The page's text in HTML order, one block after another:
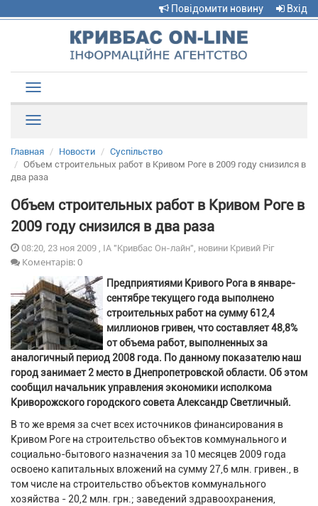
Повідомити новину Вхід
navigation
Главная Новости
Суспільство
Объем строительных работ в Кривом Роге в 2009 году снизился в
два раза
Объем строительных работ в Кривом Роге в
2009 году снизился в два раза
08:20, 23 ноя 2009 , ІА "Кривбас Он-лайн", новини Кривий Ріг
Коментарів: 0
Предприятиями Кривого Рога в январе-
сентябре текущего года выполнено
строительных работ на сумму 612,4
миллионов гривен, что составляет 48,8%
от объема работ, выполненных за
аналогичный период 2008 года. По данному показателю наш
город занимает 2 место в Днепропетровской области. Об этом
сообщил начальник управления экономики исполкома
Криворожского городского совета Александр Светличный.
В то же время за счет всех источников финансирования в
Кривом Роге на строительство объектов коммунального и
социально-бытового назначения за 10 месяцев 2009 года
освоено капитальных вложений на сумму 27,6 млн. гривен., в
том числе на строительство объектов коммунального
хозяйства - 20,2 млн. грн.; заведений здравоохранения,